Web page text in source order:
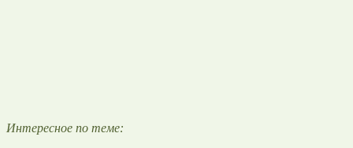
Интересное по теме: